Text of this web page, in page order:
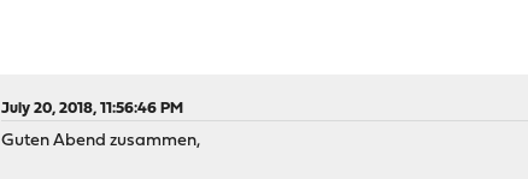
July 20, 2018, 11:56:46 PM
Guten Abend zusammen,